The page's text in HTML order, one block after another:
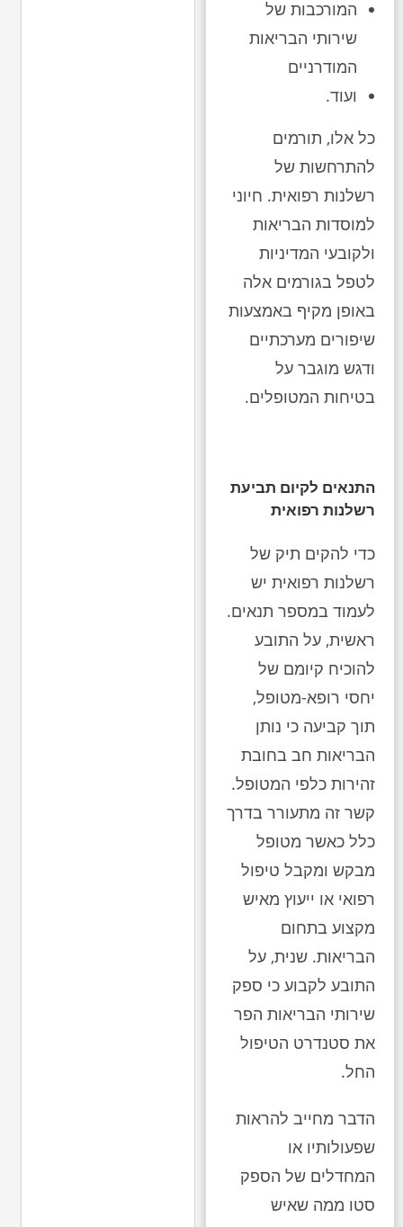
המורכבות של
שירותי הבריאות
המודרניים
ועוד.
כל אלו, תורמים
להתרחשות של
רשלנות רפואית. חיוני
למוסדות הבריאות
ולקובעי המדיניות
לטפל בגורמים אלה
באופן מקיף באמצעות
שיפורים מערכתיים
ודגש מוגבר על
בטיחות המטופלים.
התנאים לקיום תביעת
רשלנות רפואית
כדי להקים תיק של
רשלנות רפואית יש
לעמוד במספר תנאים.
ראשית, על התובע
להוכיח קיומם של
יחסי רופא-מטופל,
תוך קביעה כי נותן
הבריאות חב בחובת
זהירות כלפי המטופל.
קשר זה מתעורר בדרך
כלל כאשר מטופל
מבקש ומקבל טיפול
רפואי או ייעוץ מאיש
מקצוע בתחום
הבריאות. שנית, על
התובע לקבוע כי ספק
שירותי הבריאות הפר
את סטנדרט הטיפול
החל.
הדבר מחייב להראות
שפעולותיו או
המחדלים של הספק
סטו ממה שאיש